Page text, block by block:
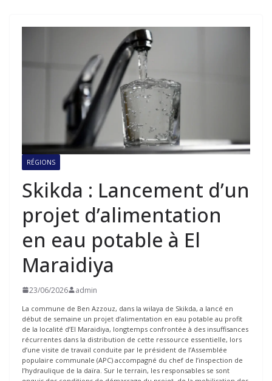
RÉGIONS
Skikda : Lancement d’un
projet d’alimentation
en eau potable à El
Maraidiya
23/06/2026 admin
La commune de Ben Azzouz, dans la wilaya de Skikda, a lancé en
début de semaine un projet d’alimentation en eau potable au profit
de la localité d’El Maraidiya, longtemps confrontée à des insuffisances
récurrentes dans la distribution de cette ressource essentielle, lors
d’une visite de travail conduite par le président de l’Assemblée
populaire communale (APC) accompagné du chef de l’inspection de
l’hydraulique de la daïra. Sur le terrain, les responsables se sont